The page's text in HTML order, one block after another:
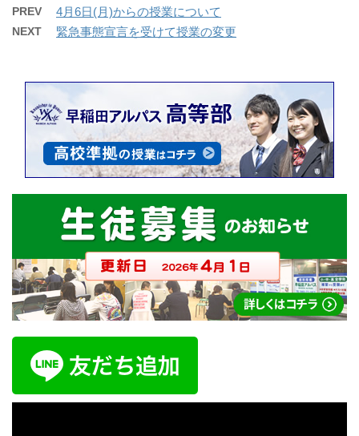
PREV 4月6日(月)からの授業について
NEXT 緊急事態宣言を受けて授業の変更